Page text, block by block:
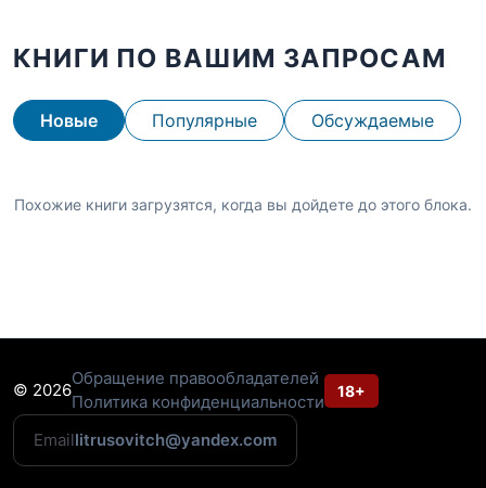
КНИГИ ПО ВАШИМ ЗАПРОСАМ
Новые Популярные Обсуждаемые
Похожие книги загрузятся, когда вы дойдете до этого блока.
© 2026
Обращение правообладателей
Политика конфиденциальности
18+
Emaillitrusovitch@yandex.com